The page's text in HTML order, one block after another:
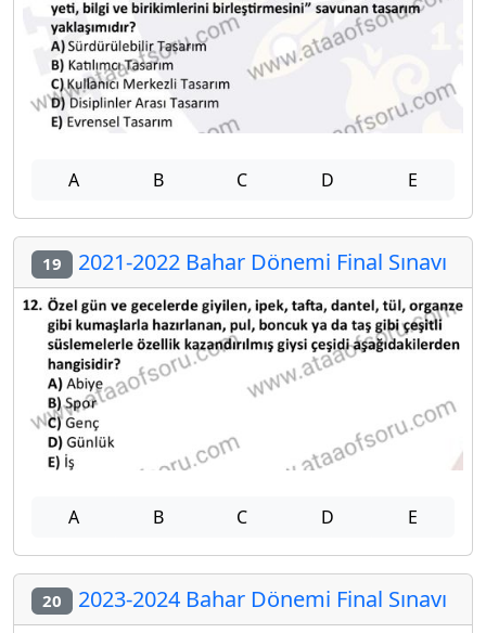
A B C D E
19 2021-2022 Bahar Dönemi Final Sınavı
A B C D E
20 2023-2024 Bahar Dönemi Final Sınavı